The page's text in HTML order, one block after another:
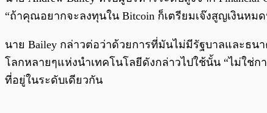
“ถ้าคุณอยากจะลงทุนใน Bitcoin ก็เตรียมเจ๊งสูญเงินหมด
นาย Bailey กล่าวต่อว่าด้วยการที่มันไม่มีรัฐบาลและธน
โลกหลายๆแห่งนำเทคโนโลยีดังกล่าวไปใช้นั้น “ไม่ใช่
ที่อยู่ในระดับเดียวกัน